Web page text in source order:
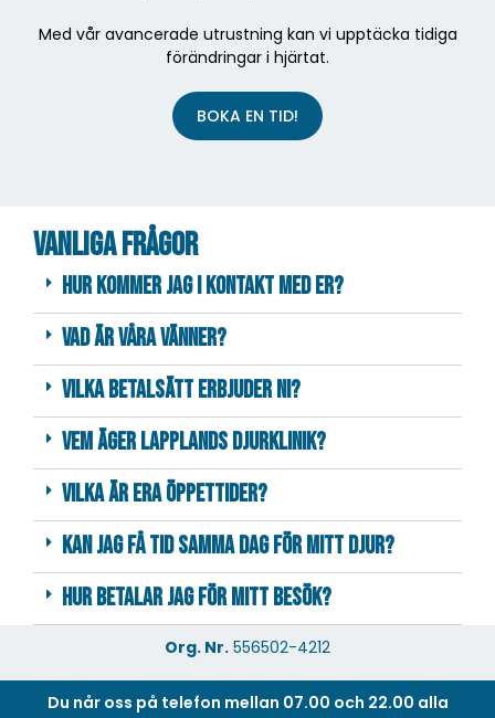
Med vår avancerade utrustning kan vi upptäcka tidiga
förändringar i hjärtat.
BOKA EN TID!
Vanliga frågor
Hur kommer jag i kontakt med er?
Vad är våra vänner?
Vilka betalsätt erbjuder ni?
Vem äger Lapplands Djurklinik?
Vilka är era öppettider?
Kan jag få tid samma dag för mitt djur?
Hur betalar jag för mitt besök?
Org. Nr. 556502-4212
Du når oss på telefon mellan 07.00 och 22.00 alla